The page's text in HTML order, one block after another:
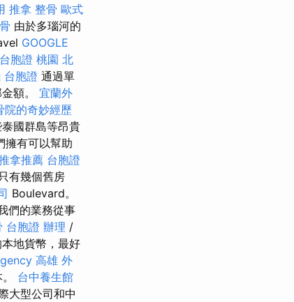
推拿 整骨 歐式
由於多瑙河的
GOOGLE
台胞證 桃園 北
台胞證 通過單
額。 宜蘭外
院的奇妙經歷
國群島等昂貴
擁有可以幫助
拿推薦 台胞證
有幾個舊房
Boulevard。
們的業務從事
台胞證 辦理 /
地貨幣，最好
高雄 外
台中養生館
大型公司和中